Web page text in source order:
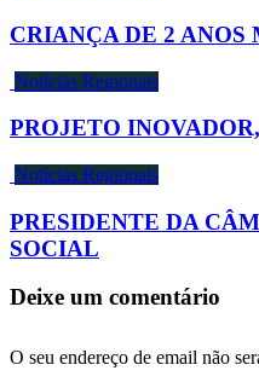
CRIANÇA DE 2 ANOS
Notícias Regionais
PROJETO
Notícias Regionais
PRESIDENTE DA
SOCIAL
Deixe um comentário
O seu endereço de email não